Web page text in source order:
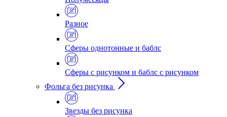
Разное
Сферы однотонные и баблс
Сферы с рисунком и баблс с рисунком
Фольга без рисунка
Звезды без рисунка